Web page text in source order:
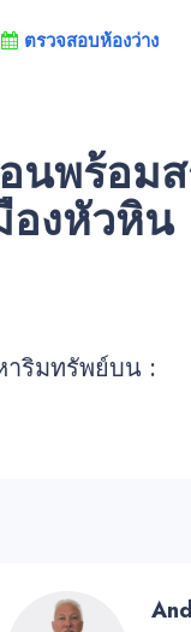
ตรวจสอบห้องว่าง
พร้อม
องหัวหิน
าริมทรัพย์บน :